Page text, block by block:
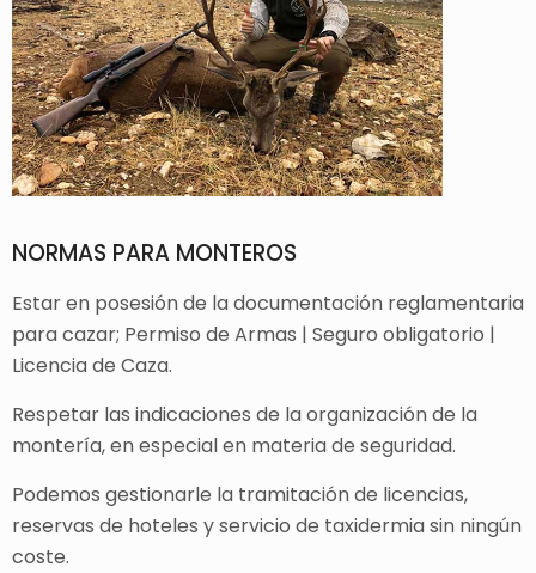
NORMAS PARA MONTEROS
Estar en posesión de la documentación reglamentaria
para cazar; Permiso de Armas | Seguro obligatorio |
Licencia de Caza.
Respetar las indicaciones de la organización de la
montería, en especial en materia de seguridad.
Podemos gestionarle la tramitación de licencias,
reservas de hoteles y servicio de taxidermia sin ningún
coste.